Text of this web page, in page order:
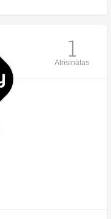
1
Atrisinātas